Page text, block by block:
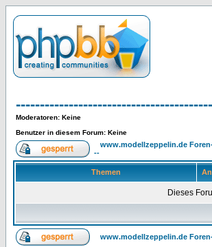
Moderatoren: Keine
Benutzer in diesem Forum: Keine
www.modellzeppelin.de
--
Themen
Dieses
www.modellzeppelin.de